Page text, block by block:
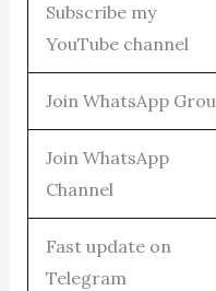
Subscribe my
YouTube channel
Join WhatsApp
Join WhatsApp
Channel
Fast update on
Telegram